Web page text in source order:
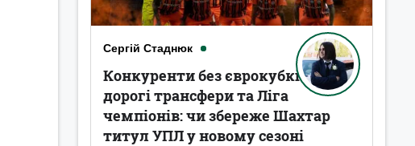
Сергій Стаднюк
Конкуренти без єврокубків,
дорогі трансфери та Ліга
чемпіонів: чи збереже Шахтар
титул УПЛ у новому сезоні